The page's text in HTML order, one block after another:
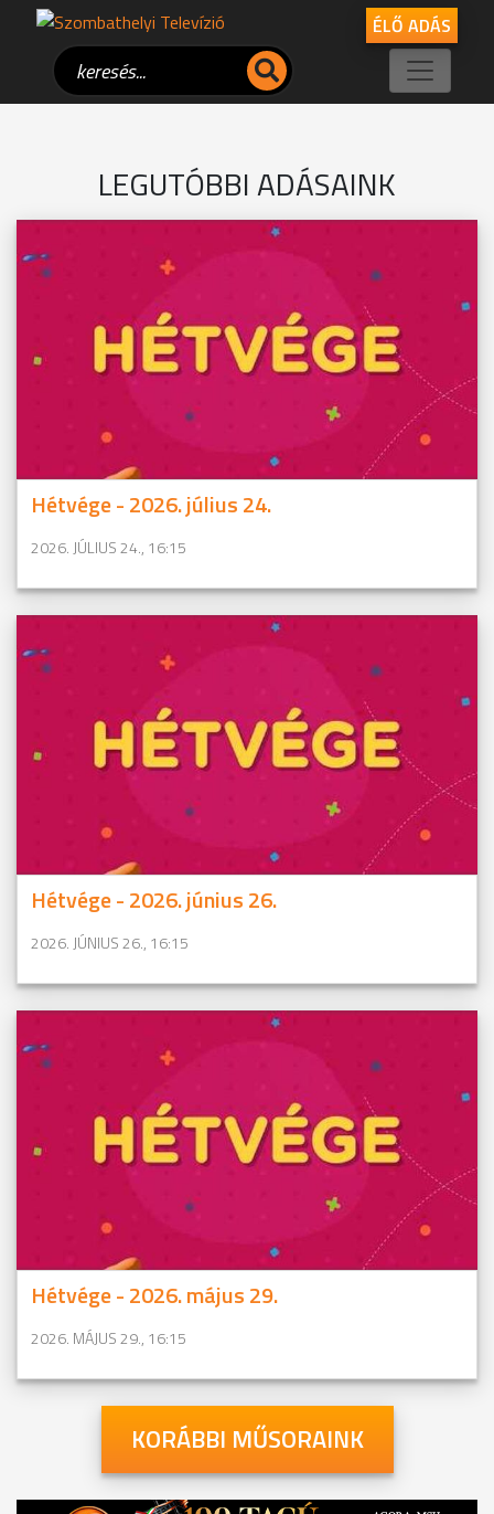
ÉLŐ ADÁS
LEGUTÓBBI ADÁSAINK
Hétvége - 2026. július 24.
2026. JÚLIUS 24., 16:15
Hétvége - 2026. június 26.
2026. JÚNIUS 26., 16:15
Hétvége - 2026. május 29.
2026. MÁJUS 29., 16:15
KORÁBBI MŰSORAINK